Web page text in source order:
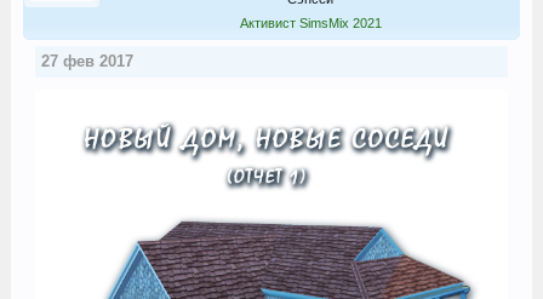
Активист SimsMix 2021
27 фев 2017